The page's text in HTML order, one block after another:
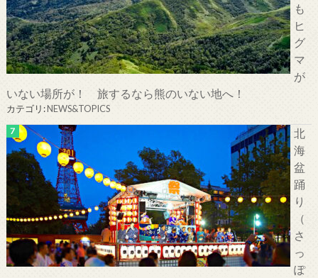
も
ヒ
グ
マ
が
いない場所が！ 旅するなら熊のいない地へ！
カテゴリ:NEWS&TOPICS
北
海
盆
踊
り
（
さ
っ
ぽ